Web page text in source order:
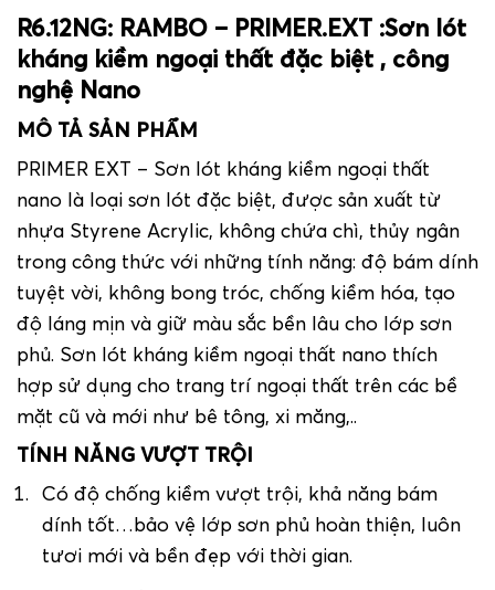
R6.12NG: RAMBO – PRIMER.EXT :Sơn lót
kháng kiềm ngoại thất đặc biệt , công
nghệ Nano
MÔ TẢ SẢN PHẨM
PRIMER EXT – Sơn lót kháng kiềm ngoại thất
nano là loại sơn lót đặc biệt, được sản xuất từ
nhựa Styrene Acrylic, không chứa chì, thủy ngân
trong công thức với những tính năng: độ bám dính
tuyệt vời, không bong tróc, chống kiềm hóa, tạo
độ láng mịn và giữ màu sắc bền lâu cho lớp sơn
phủ. Sơn lót kháng kiềm ngoại thất nano thích
hợp sử dụng cho trang trí ngoại thất trên các bề
mặt cũ và mới như bê tông, xi măng,..
TÍNH NĂNG VƯỢT TRỘI
Có độ chống kiềm vượt trội, khả năng bám
dính tốt…bảo vệ lớp sơn phủ hoàn thiện, luôn
tươi mới và bền đẹp với thời gian.